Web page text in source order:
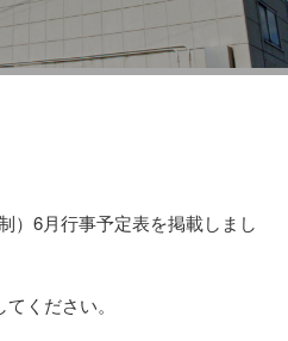
）6月行事予定表を掲載しまし
ください。